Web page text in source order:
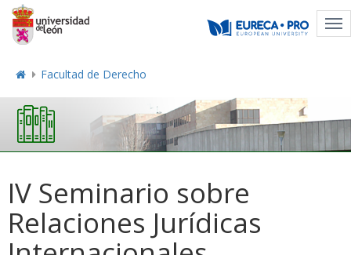
Facultad de Derecho
IV Seminario sobre
Relaciones Jurídicas